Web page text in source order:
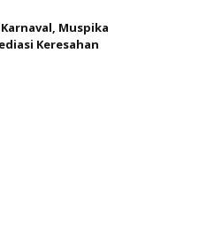
Muspika
Keresahan